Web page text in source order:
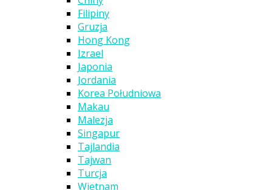
Filipiny
Gruzja
Hong Kong
Izrael
Japonia
Jordania
Korea Południowa
Makau
Malezja
Singapur
Tajlandia
Tajwan
Turcja
Wietnam